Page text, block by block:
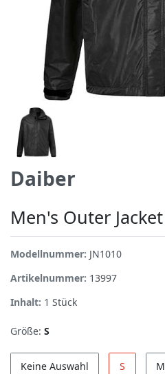
Daiber
Men's Outer Jacket
Modellnummer: JN1010
Artikelnummer: 13997
Inhalt: 1 Stück
Größe: S
Keine Auswahl S M